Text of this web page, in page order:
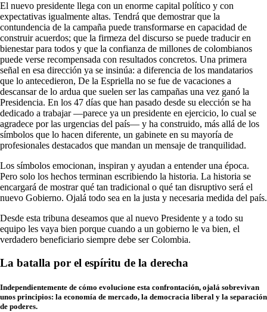
El nuevo presidente llega con un enorme capital político y con
expectativas igualmente altas. Tendrá que demostrar que la
contundencia de la campaña puede transformarse en capacidad de
construir acuerdos; que la firmeza del discurso se puede traducir en
bienestar para todos y que la confianza de millones de colombianos
puede verse recompensada con resultados concretos. Una primera
señal en esa dirección ya se insinúa: a diferencia de los mandatarios
que lo antecedieron, De la Espriella no se fue de vacaciones a
descansar de lo ardua que suelen ser las campañas una vez ganó la
Presidencia. En los 47 días que han pasado desde su elección se ha
dedicado a trabajar —parece ya un presidente en ejercicio, lo cual se
agradece por las urgencias del país— y ha construido, más allá de los
símbolos que lo hacen diferente, un gabinete en su mayoría de
profesionales destacados que mandan un mensaje de tranquilidad.
Los símbolos emocionan, inspiran y ayudan a entender una época.
Pero solo los hechos terminan escribiendo la historia. La historia se
encargará de mostrar qué tan tradicional o qué tan disruptivo será el
nuevo Gobierno. Ojalá todo sea en la justa y necesaria medida del país.
Desde esta tribuna deseamos que al nuevo Presidente y a todo su
equipo les vaya bien porque cuando a un gobierno le va bien, el
verdadero beneficiario siempre debe ser Colombia.
La batalla por el espíritu de la derecha
Independientemente de cómo evolucione esta confrontación, ojalá sobrevivan
unos principios: la economía de mercado, la democracia liberal y la separación
de poderes.